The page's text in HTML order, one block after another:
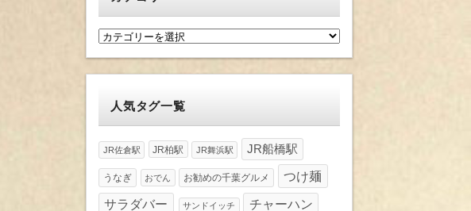
カ
人気タグ一覧
JR佐倉駅 JR柏駅 JR舞浜駅 JR船橋駅
うなぎ おでん お勧めの千葉グルメ つけ麺
サラダバー サンドイッチ チャーハン